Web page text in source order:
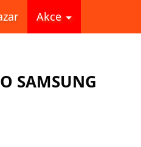
Akce
SAMSUNG